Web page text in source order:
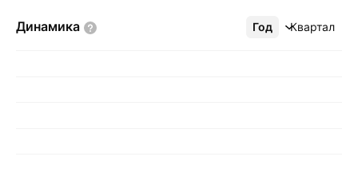
Динамика Год Квартал
Ещё